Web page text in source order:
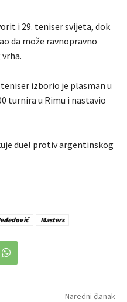
i 29. teniser svijeta, dok
da može ravnopravno
izborio je plasman u
turnira u Rimu i nastavio
duel protiv argentinskog
Masters
Naredni članak